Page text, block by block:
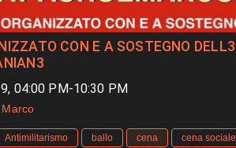
CON E A SOSTEGNO DELL3
04:00 PM-10:30 PM
Marco
Antimilitarismo ballo cena cena sociale